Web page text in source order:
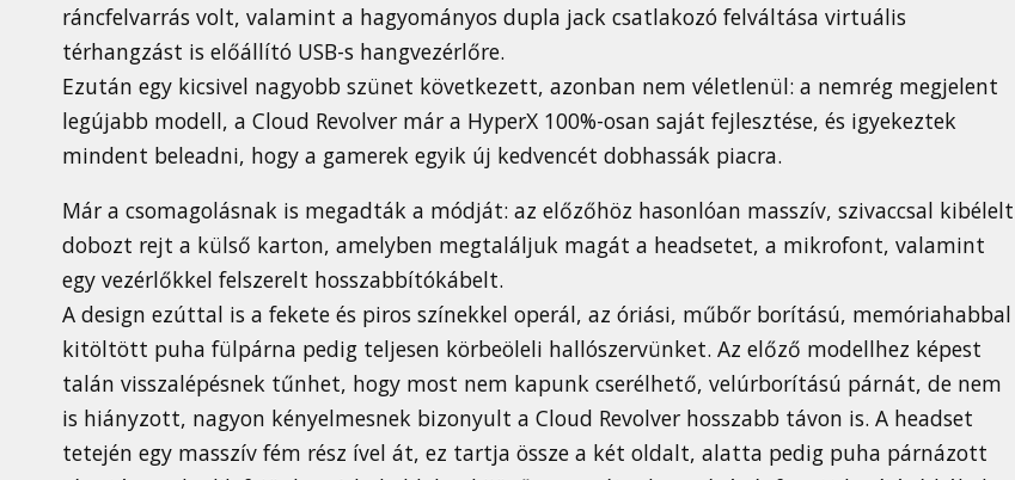
ráncfelvarrás volt, valamint a hagyományos dupla jack csatlakozó felváltása virtuális
térhangzást is előállító USB-s hangvezérlőre.
Ezután egy kicsivel nagyobb szünet következett, azonban nem véletlenül: a nemrég megjelent
legújabb modell, a Cloud Revolver már a HyperX 100%-osan saját fejlesztése, és igyekeztek
mindent beleadni, hogy a gamerek egyik új kedvencét dobhassák piacra.
Már a csomagolásnak is megadták a módját: az előzőhöz hasonlóan masszív, szivaccsal kibélelt
dobozt rejt a külső karton, amelyben megtaláljuk magát a headsetet, a mikrofont, valamint
egy vezérlőkkel felszerelt hosszabbítókábelt.
A design ezúttal is a fekete és piros színekkel operál, az óriási, műbőr borítású, memóriahabbal
kitöltött puha fülpárna pedig teljesen körbeöleli hallószervünket. Az előző modellhez képest
talán visszalépésnek tűnhet, hogy most nem kapunk cserélhető, velúrborítású párnát, de nem
is hiányzott, nagyon kényelmesnek bizonyult a Cloud Revolver hosszabb távon is. A headset
tetején egy masszív fém rész ível át, ez tartja össze a két oldalt, alatta pedig puha párnázott